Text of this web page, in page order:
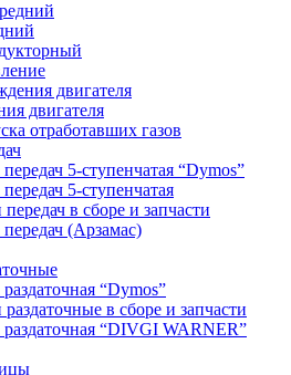
двигателя
двигателя
отработавших газов
5-ступенчатая “Dymos”
5-ступенчатая
в сборе и запчасти
(Арзамас)
“Dymos”
в сборе и запчасти
раздаточная “DIVGI WARNER”